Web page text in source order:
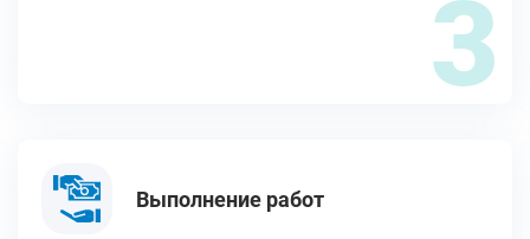
3
Выполнение работ